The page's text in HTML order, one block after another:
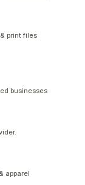
print files
businesses
apparel